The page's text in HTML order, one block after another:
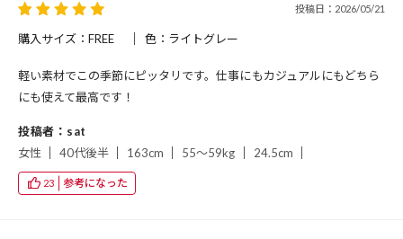
投稿日：2026/05/21
購入サイズ：FREE 色：ライトグレー
軽い素材でこの季節にピッタリです。仕事にもカジュアルにもどちら
にも使えて最高です！
投稿者：sat
女性
40代後半 163cm 55～59kg 24.5cm
23 参考になった